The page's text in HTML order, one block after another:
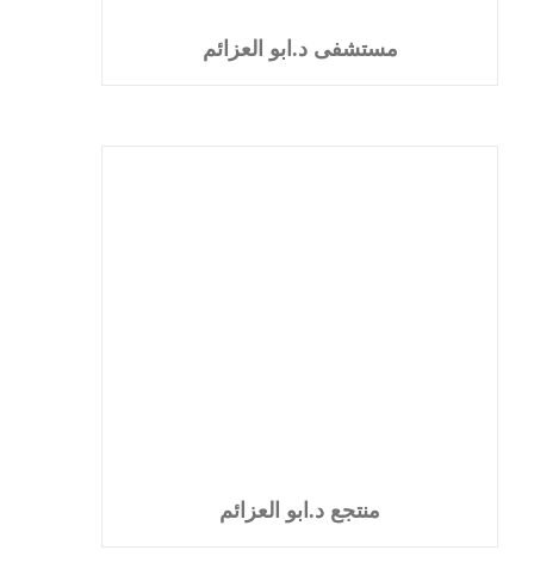
مستشفى د.ابو العزائم
منتجع د.ابو العزائم